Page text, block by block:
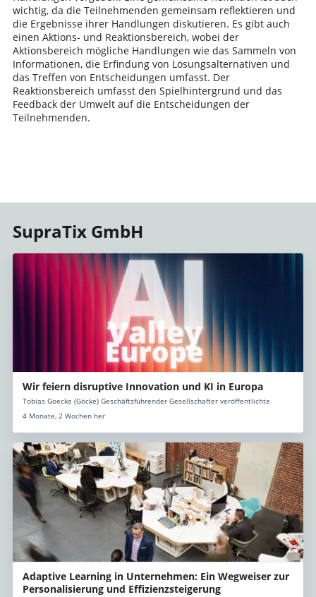
wichtig, da die Teilnehmenden gemeinsam reflektieren und
die Ergebnisse ihrer Handlungen diskutieren. Es gibt auch
einen Aktions- und Reaktionsbereich, wobei der
Aktionsbereich mögliche Handlungen wie das Sammeln von
Informationen, die Erfindung von Lösungsalternativen und
das Treffen von Entscheidungen umfasst. Der
Reaktionsbereich umfasst den Spielhintergrund und das
Feedback der Umwelt auf die Entscheidungen der
Teilnehmenden.
SupraTix GmbH
Wir feiern disruptive Innovation und KI in Europa
Tobias Goecke (Göcke) Geschäftsführender Gesellschafter veröffentlichte
4 Monate, 2 Wochen her
Adaptive Learning in Unternehmen: Ein Wegweiser zur
Personalisierung und Effizienzsteigerung